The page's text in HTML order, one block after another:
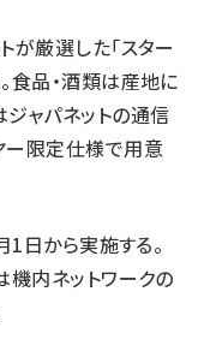
が厳選した「スター
食品・酒類は産地に
ャパネットの通信
ー限定仕様で用意
日から実施する。
機内ネットワークの